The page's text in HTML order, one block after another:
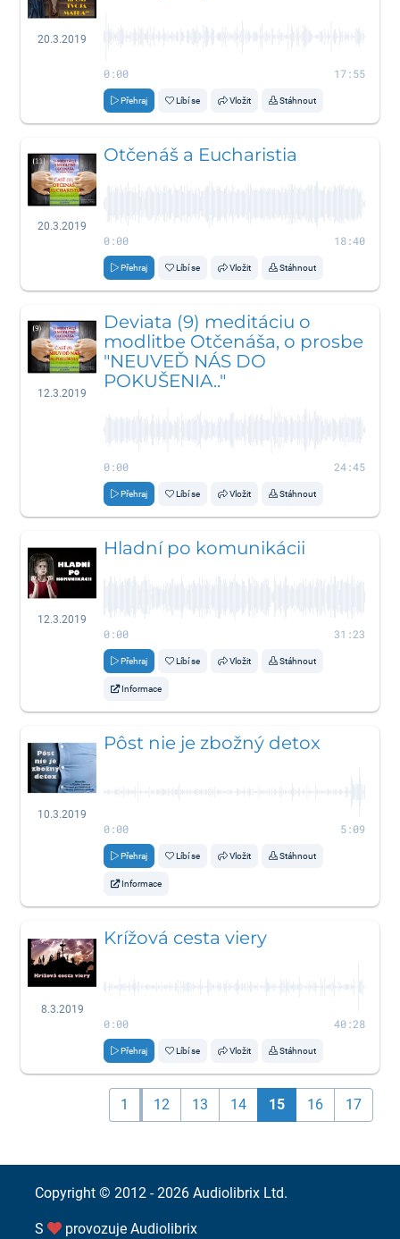
20.3.2019
0:00 17:55
Přehraj Líbí se Vložit Stáhnout
20.3.2019
Otčenáš a Eucharistia
0:00 18:40
Přehraj Líbí se Vložit Stáhnout
12.3.2019
Deviata (9) meditáciu o
modlitbe Otčenáša, o prosbe
"NEUVEĎ NÁS DO
POKUŠENIA.."
0:00 24:45
Přehraj Líbí se Vložit Stáhnout
12.3.2019
Hladní po komunikácii
0:00 31:23
Přehraj Líbí se Vložit Stáhnout
Informace
10.3.2019
Pôst nie je zbožný detox
0:00 5:09
Přehraj Líbí se Vložit Stáhnout
Informace
8.3.2019
Krížová cesta viery
0:00 40:28
Přehraj Líbí se Vložit Stáhnout
1 12 13 14 15 16 17
Copyright © 2012 - 2026 Audiolibrix Ltd.
S provozuje Audiolibrix